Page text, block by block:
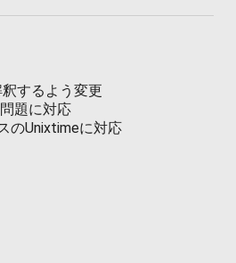
するよう変更
題に対応
のUnixtimeに対応